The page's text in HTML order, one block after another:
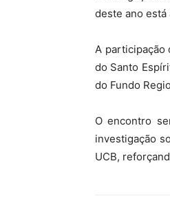
deste ano
A participação
do Santo
do Fundo
O encontro
investigação
UCB,